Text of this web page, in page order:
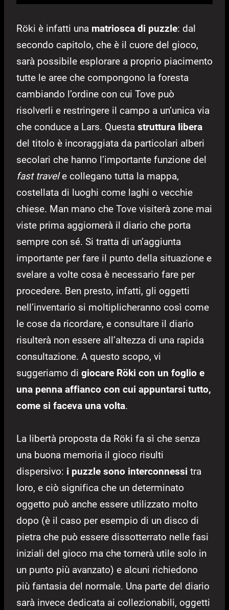
Röki è infatti una matriosca di puzzle: dal
secondo capitolo, che è il cuore del gioco,
sarà possibile esplorare a proprio piacimento
tutte le aree che compongono la foresta
cambiando l’ordine con cui Tove può
risolverli e restringere il campo a un’unica via
che conduce a Lars. Questa struttura libera
del titolo è incoraggiata da particolari alberi
secolari che hanno l’importante funzione del
fast travele collegano tutta la mappa,
costellata di luoghi come laghi o vecchie
chiese. Man mano che Tove visiterà zone mai
viste prima aggiornerà il diario che porta
sempre con sé. Si tratta di un’aggiunta
importante per fare il punto della situazione e
svelare a volte cosa è necessario fare per
procedere. Ben presto, infatti, gli oggetti
nell’inventario si moltiplicheranno così come
le cose da ricordare, e consultare il diario
risulterà non essere all’altezza di una rapida
consultazione. A questo scopo, vi
suggeriamo di giocare Röki con un foglio e
una penna affianco con cui appuntarsi tutto,
come si faceva una volta.
La libertà proposta da Röki fa sì che senza
una buona memoria il gioco risulti
dispersivo: i puzzle sono interconnessi tra
loro, e ciò significa che un determinato
oggetto può anche essere utilizzato molto
dopo (è il caso per esempio di un disco di
pietra che può essere dissotterrato nelle fasi
iniziali del gioco ma che tornerà utile solo in
un punto più avanzato) e alcuni richiedono
più fantasia del normale. Una parte del diario
sarà invece dedicata ai collezionabili, oggetti